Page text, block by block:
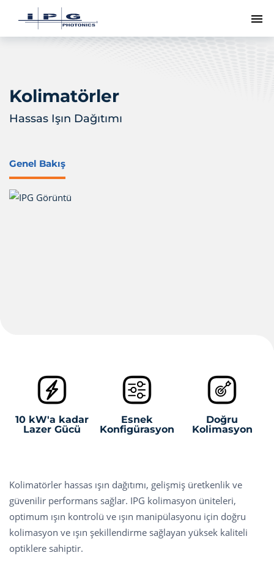
Kolimatörler
Hassas Işın Dağıtımı
Genel Bakış
10 kW'a kadar
Lazer Gücü
Esnek
Konfigürasyon
Doğru
Kolimasyon
Kolimatörler hassas ışın dağıtımı, gelişmiş üretkenlik ve
güvenilir performans sağlar. IPG kolimasyon üniteleri,
optimum ışın kontrolü ve ışın manipülasyonu için doğru
kolimasyon ve ışın şekillendirme sağlayan yüksek kaliteli
optiklere sahiptir.